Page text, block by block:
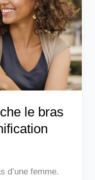
le bras
d’une femme.